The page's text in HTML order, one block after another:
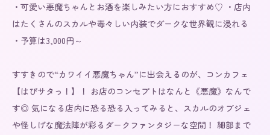
・可愛い悪魔ちゃんとお酒を楽しみたい方におすすめ♡ ・店内
はたくさんのスカルや毒々しい内装でダークな世界観に浸れる
・予算は3,000円～
すすきので“カワイイ悪魔ちゃん”に出会えるのが、コンカフェ
【はぴサタっ！】！ お店のコンセプトはなんと《悪魔》なんで
す◎ 気になる店内に恐る恐る入ってみると、スカルのオブジェ
や怪しげな魔法陣が彩るダークファンタジーな空間！ 細部まで